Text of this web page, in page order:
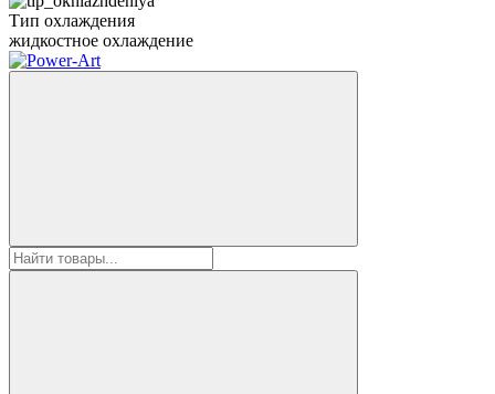
Тип охлаждения
жидкостное охлаждение